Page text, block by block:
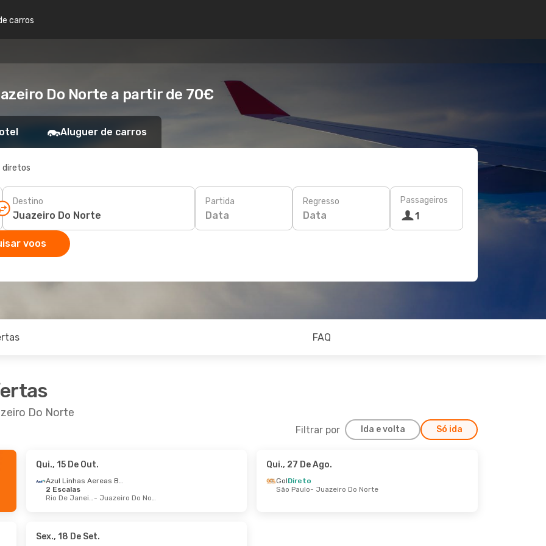
carros
Do Norte a partir de 70€
Aluguer de carros
diretos
Destino Partida
Data
Regresso
Data
Passageiros
1
voos
FAQ
Do Norte
Filtrar por Ida e volta Só ida
Azul Linhas Aereas Brasileiras 1 Escala
- Juazeiro Do Norte
Azul Linhas Aereas Brasileiras Direto
Qui., 15 De Out.
Azul Linhas Aereas Brasileiras
2 Escalas
Rio De Janeiro
- Juazeiro Do Norte
Qui., 27 De Ago.
GolDireto
São Paulo- Juazeiro Do Norte
Sex., 18 De Set.